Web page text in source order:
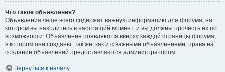
Что такое объявления?
Объявления чаще всего содержат важную информацию для форума, на
котором вы находитесь в настоящий момент, и вы должны прочесть их по
возможности. Объявления появляются вверху каждой страницы форума,
в котором они созданы. Так же, как и с важными объявлениями, права на
создание объявлений предоставляются администратором.
Вернуться к началу